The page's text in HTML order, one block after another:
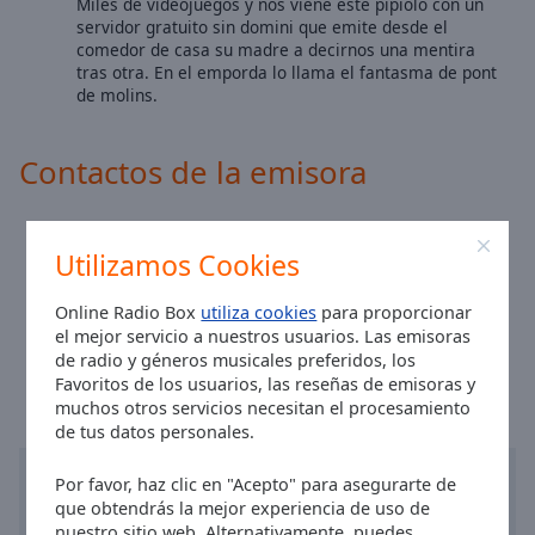
Utilizamos Cookies
Online Radio Box utiliza cookies para proporcionar
el mejor servicio a nuestros usuarios. Las emisoras
de radio y géneros musicales preferidos, los
Favoritos de los usuarios, las reseñas de emisoras y
muchos otros servicios necesitan el procesamiento
de tus datos personales.
Por favor, haz clic en "Acepto" para asegurarte de
que obtendrás la mejor experiencia de uso de
Background
Size
servidor gratuito sin domini que emite desde el
comedor de casa su madre a decirnos una mentira
tras otra. En el emporda lo llama el fantasma de pont
de molins.
Contactos de la emisora
Email:
produccionesbassons@gmail.com
Hora en Pont de Molins:01:14, 08.07.2026